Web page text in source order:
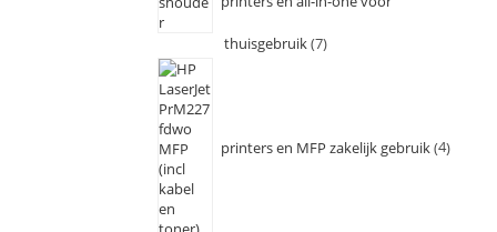
thuisgebruik 7
printers en MFP zakelijk gebruik 4